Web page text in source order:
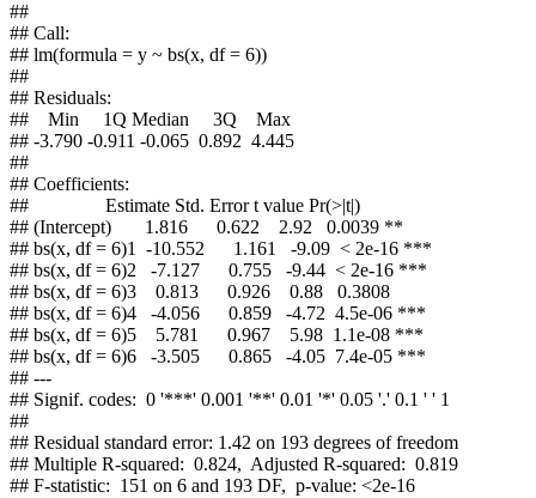
##
## Call:
## lm(formula = y ~ bs(x, df = 6))
##
## Residuals:
## Min 1Q Median 3Q Max
## -3.790 -0.911 -0.065 0.892 4.445
##
## Coefficients:
## Estimate Std. Error t value Pr(>|t|)
## (Intercept) 1.816 0.622 2.92 0.0039 **
## bs(x, df = 6)1 -10.552 1.161 -9.09 < 2e-16 ***
## bs(x, df = 6)2 -7.127 0.755 -9.44 < 2e-16 ***
## bs(x, df = 6)3 0.813 0.926 0.88 0.3808
## bs(x, df = 6)4 -4.056 0.859 -4.72 4.5e-06 ***
## bs(x, df = 6)5 5.781 0.967 5.98 1.1e-08 ***
## bs(x, df = 6)6 -3.505 0.865 -4.05 7.4e-05 ***
## ---
## Signif. codes: 0 '***' 0.001 '**' 0.01 '*' 0.05 '.' 0.1 ' ' 1
##
## Residual standard error: 1.42 on 193 degrees of freedom
## Multiple R-squared: 0.824, Adjusted R-squared: 0.819
## F-statistic: 151 on 6 and 193 DF, p-value: <2e-16